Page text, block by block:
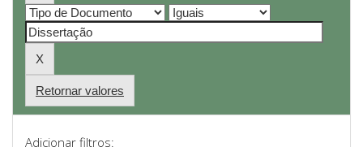
Retornar valores
Adicionar filtros: